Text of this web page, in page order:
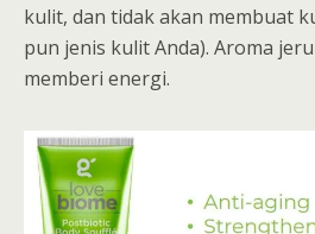
kulit, dan tidak akan membuat
pun jenis kulit Anda). Aroma
memberi energi.